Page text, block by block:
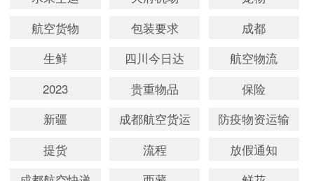
航空货物
包装要求
成都
生鲜
四川今日达
航空物流
2023
贵重物品
保险
新疆
成都航空货运
防疫物资运输
提货
流程
放假通知